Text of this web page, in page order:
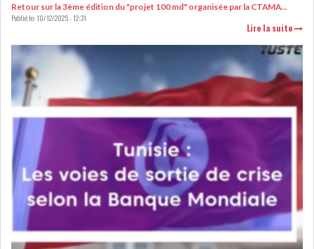
L’ATB RENFORCE SON
OFFICE PLAST : UNE LEVÉE DE
FONDS AU SER...
OFFICEPLAST : YASSINE ABID
ANIMERA UNE C...
ENNAKL LÈVE 60 MD SUR LE
MARCHÉ OBLIGATA...
Retour sur la 3ème édition du "projet 100 md" organisée par la CTAMA...
Publié le:10/12/2025 - 12:31
Lire la suite